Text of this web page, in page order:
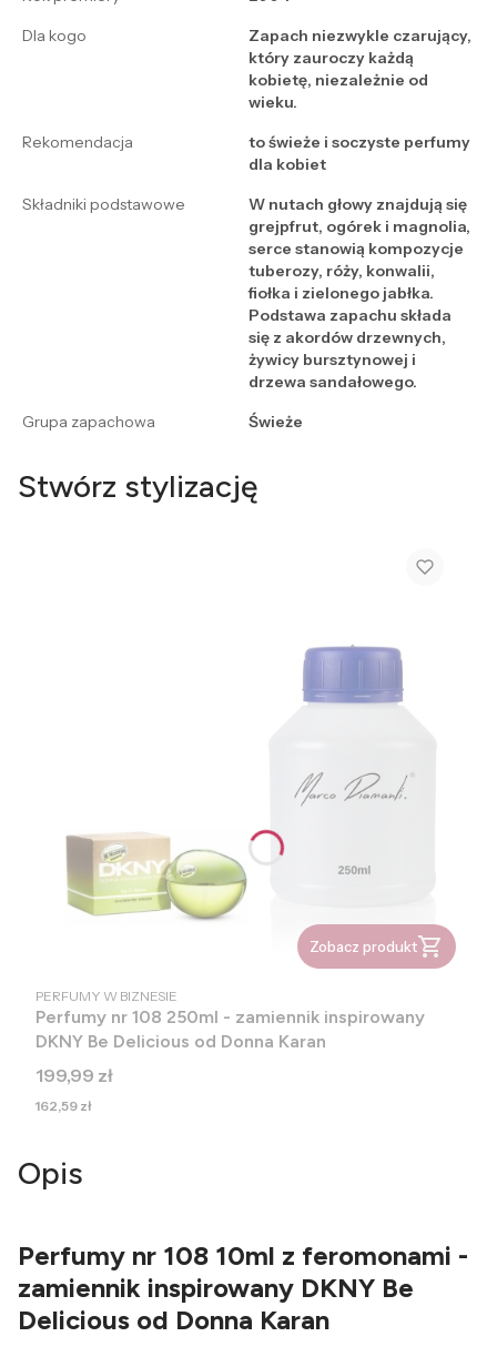
Dla kogo
Zapach niezwykle czarujący,
który zauroczy każdą
kobietę, niezależnie od
wieku.
Rekomendacja
to świeże i soczyste perfumy
dla kobiet
Składniki podstawowe
W nutach głowy znajdują się
grejpfrut, ogórek i magnolia,
serce stanowią kompozycje
tuberozy, róży, konwalii,
fiołka i zielonego jabłka.
Podstawa zapachu składa
się z akordów drzewnych,
żywicy bursztynowej i
drzewa sandałowego.
Grupa zapachowa
Świeże
Stwórz stylizację
Zobacz produkt
PRODUCENT
PERFUMY W BIZNESIE
Perfumy nr 108 250ml - zamiennik inspirowany
DKNY Be Delicious od Donna Karan
Cena
199,99 zł
Cena
162,59 zł
Opis
Perfumy nr 108 10ml z feromonami -
zamiennik inspirowany DKNY Be
Delicious od Donna Karan